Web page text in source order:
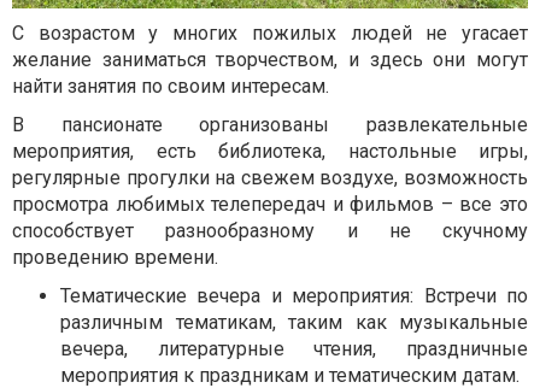
С возрастом у многих пожилых людей не угасает
желание заниматься творчеством, и здесь они могут
найти занятия по своим интересам.
В пансионате организованы развлекательные
мероприятия, есть библиотека, настольные игры,
регулярные прогулки на свежем воздухе, возможность
просмотра любимых телепередач и фильмов – все это
способствует разнообразному и не скучному
проведению времени.
Тематические вечера и мероприятия: Встречи по
различным тематикам, таким как музыкальные
вечера, литературные чтения, праздничные
мероприятия к праздникам и тематическим датам.